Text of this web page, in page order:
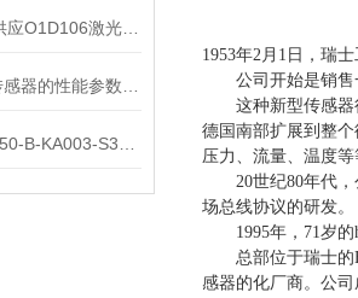
1953年2月1日，瑞
公司开始是销售一
这种新型传感器很
德国南部扩展到整
压力、流量、温度
20世纪80年代，
场总线协议的研发。
1995年，71岁的
总部位于瑞士的
感器的化厂商。公